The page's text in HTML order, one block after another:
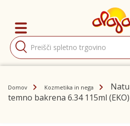
Products
search
Domov Kozmetika in nega
temno bakrena 6.34 115ml (EKO)